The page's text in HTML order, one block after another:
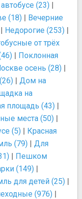
(23) |
(18) | Вечерние
| Недорогие (253) |
от трёх
| Поклонная
осень (28) |
| Дом на
на
площадь (43) |
места (50) |
(5) | Красная
(79) | Для
| Пешком
(149) |
для детей (25) |
(976) |